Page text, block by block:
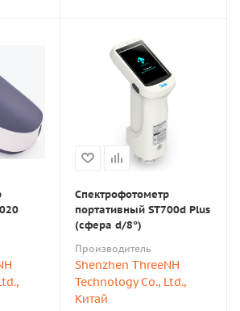
Спектрофотометр
портативный ST700d Plus
(сфера d/8°)
Производитель
Shenzhen ThreeNH
Technology Co., Ltd.,
Китай